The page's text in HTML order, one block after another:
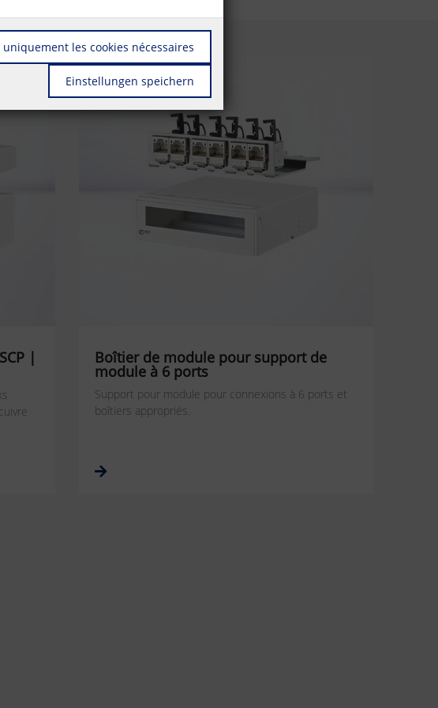
| Boîtier de module pour support de
module à 6 ports
Support pour module pour connexions à 6 ports et
boîtiers appropriés.
les cookies nécessaires
Einstellungen speichern